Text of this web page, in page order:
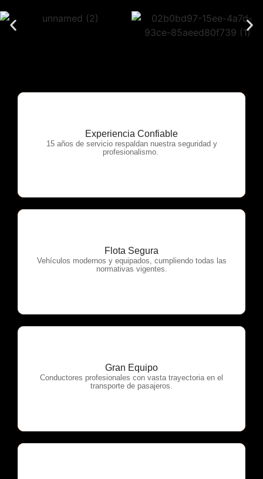
Experiencia Confiable
15 años de servicio respaldan nuestra seguridad y
profesionalismo.
OTP Servicios
Flota Segura
Vehículos modernos y equipados, cumpliendo todas las
normativas vigentes.
OTP Servicios
Gran Equipo
Conductores profesionales con vasta trayectoria en el
transporte de pasajeros.
OTP Servicios